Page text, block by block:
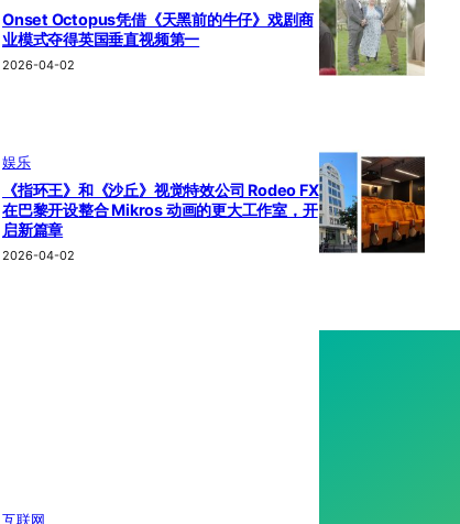
Onset Octopus凭借《天黑前的牛仔》戏剧商
业模式夺得英国垂直视频第一
2026-04-02
娱乐
《指环王》和《沙丘》视觉特效公司 Rodeo FX
在巴黎开设整合 Mikros 动画的更大工作室，开
启新篇章
2026-04-02
互联网